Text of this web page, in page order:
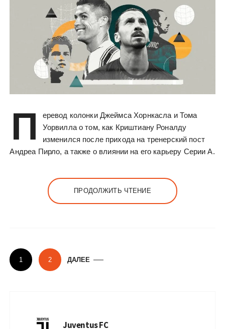
П
еревод колонки Джеймса Хорнкасла и Тома
Уорвилла о том, как Криштиану Роналду
изменился после прихода на тренерский пост
Андреа Пирло, а также о влиянии на его карьеру Серии А.
ПРОДОЛЖИТЬ ЧТЕНИЕ
П
а 1 2 ДАЛЕЕ